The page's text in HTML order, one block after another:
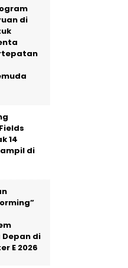
di
14
di
di
E 2026